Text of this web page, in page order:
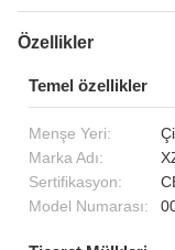
Özellikler
Temel özellikler
Menşe Yeri:
Marka Adı:
Sertifikasyon:
Model Numarası: